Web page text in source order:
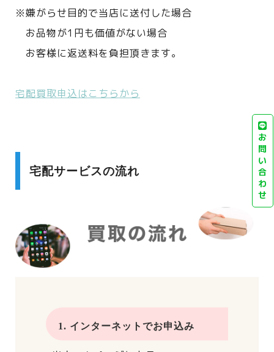
※嫌がらせ目的で当店に送付した場合
お品物が1円も価値がない場合
お客様に返送料を負担頂きます。
宅配買取申込はこちらから
宅配サービスの流れ
1. インターネットでお申込み
お
問
い
合
わ
せ